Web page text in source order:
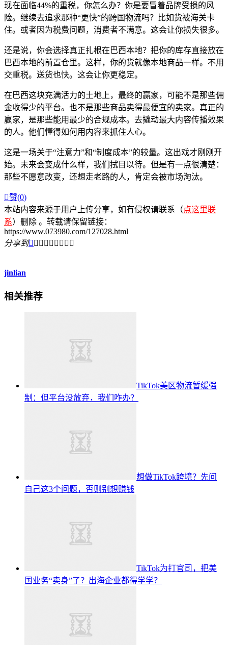
现在面临44%的重税，你怎么办？你是要冒着品牌受损的风
险。继续去追求那种“更快”的跨国物流吗？比如货被海关卡
住。或者因为税费问题，消费者不满意。这会让你损失很多。
还是说，你会选择真正扎根在巴西本地？把你的库存直接放在
巴西本地的前置仓里。这样，你的货就像本地商品一样。不用
交重税。送货也快。这会让你更稳定。
在巴西这块充满活力的土地上，最终的赢家，可能不是那些佣
金收得少的平台。也不是那些商品卖得最便宜的卖家。真正的
赢家，是那些能用最少的合规成本。去撬动最大内容传播效果
的人。他们懂得如何用内容来抓住人心。
这是一场关于“注意力”和“制度成本”的较量。这出戏才刚刚开
始。未来会变成什么样，我们拭目以待。但是有一点很清楚：
那些不愿意改变，还想走老路的人，肯定会被市场淘汰。
赞(0)
本站内容来源于用户上传分享，如有侵权请联系（点这里联
系）删除 。转载请保留链接：
https://www.073980.com/127028.html
分享到        
jinlian
相关推荐
TikTok美区物流暂缓强
制：但平台没放弃，我们咋办？
想做TikTok跨境？先问
自己这3个问题，否则别想赚钱
TikTok为打官司，把美
国业务“卖身”了？出海企业都得学学？